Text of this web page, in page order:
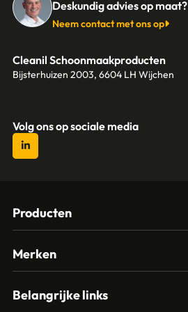
Deskundig advies op maat?
Neem contact met ons op
Cleanil Schoonmaakproducten
Bijsterhuizen 2003, 6604 LH Wijchen
Volg ons op sociale media
Producten
Glasbewassing
Materialen
Merken
Belangrijke links